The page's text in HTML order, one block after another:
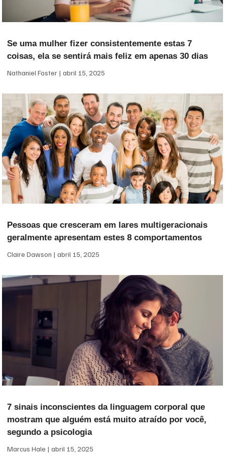
Se uma mulher fizer consistentemente estas 7
coisas, ela se sentirá mais feliz em apenas 30 dias
Nathaniel Foster abril 15, 2025
Pessoas que cresceram em lares multigeracionais
geralmente apresentam estes 8 comportamentos
Claire Dawson abril 15, 2025
7 sinais inconscientes da linguagem corporal que
mostram que alguém está muito atraído por você,
segundo a psicologia
Marcus Hale abril 15, 2025